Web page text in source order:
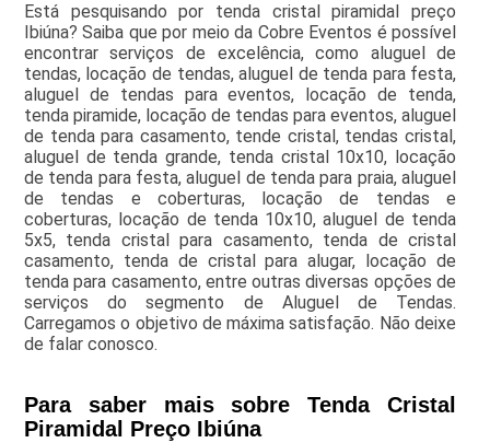
Está pesquisando por tenda cristal piramidal preço
Ibiúna? Saiba que por meio da Cobre Eventos é possível
encontrar serviços de excelência, como aluguel de
tendas, locação de tendas, aluguel de tenda para festa,
aluguel de tendas para eventos, locação de tenda,
tenda piramide, locação de tendas para eventos, aluguel
de tenda para casamento, tende cristal, tendas cristal,
aluguel de tenda grande, tenda cristal 10x10, locação
de tenda para festa, aluguel de tenda para praia, aluguel
de tendas e coberturas, locação de tendas e
coberturas, locação de tenda 10x10, aluguel de tenda
5x5, tenda cristal para casamento, tenda de cristal
casamento, tenda de cristal para alugar, locação de
tenda para casamento, entre outras diversas opções de
serviços do segmento de Aluguel de Tendas.
Carregamos o objetivo de máxima satisfação. Não deixe
de falar conosco.
Para saber mais sobre Tenda Cristal
Piramidal Preço Ibiúna